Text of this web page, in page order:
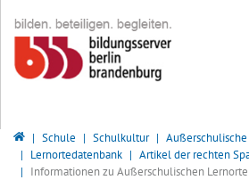
Bildungsserver Berlin - Brandenburg
Schule Schulkultur
Lernortedatenbank
Artikel der rechten
Informationen zu Außerschulischen